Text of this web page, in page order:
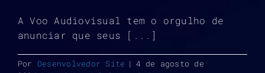
A Voo Audiovisual tem o orgulho de
anunciar que seus [...]
Por Desenvolvedor Site | 4 de agosto de